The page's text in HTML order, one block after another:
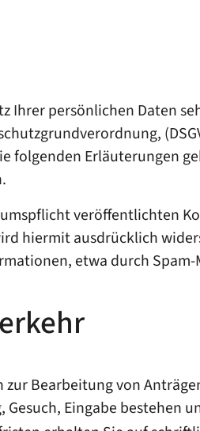
Ihrer persönlichen Daten
folgenden Erläuterungen
veröffentlichten
hiermit ausdrücklich
etwa durch Spam-
Bearbeitung von
Gesuch, Eingabe